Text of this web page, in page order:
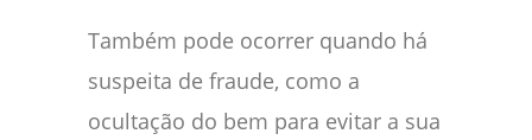
Também pode ocorrer quando há
suspeita de fraude, como a
ocultação do bem para evitar a sua